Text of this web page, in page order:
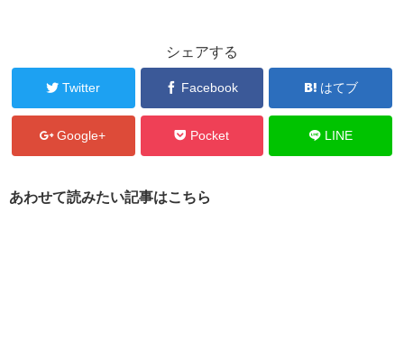
シェアする
Twitter Facebook はてブ
Google+ Pocket LINE
あわせて読みたい記事はこちら